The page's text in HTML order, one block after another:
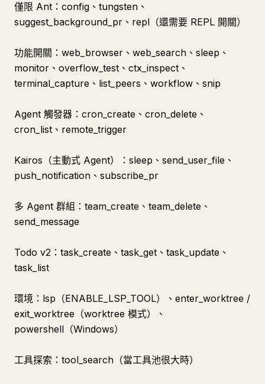
僅限 Ant：config、tungsten、
suggest_background_pr、repl（還需要 REPL 開關）
功能開關：web_browser、web_search、sleep、
monitor、overflow_test、ctx_inspect、
terminal_capture、list_peers、workflow、snip
Agent 觸發器：cron_create、cron_delete、
cron_list、remote_trigger
Kairos（主動式 Agent）：sleep、send_user_file、
push_notification、subscribe_pr
多 Agent 群組：team_create、team_delete、
send_message
Todo v2：task_create、task_get、task_update、
task_list
環境：lsp（ENABLE_LSP_TOOL）、enter_worktree /
exit_worktree（worktree 模式）、
powershell（Windows）
工具探索：tool_search（當工具池很大時）